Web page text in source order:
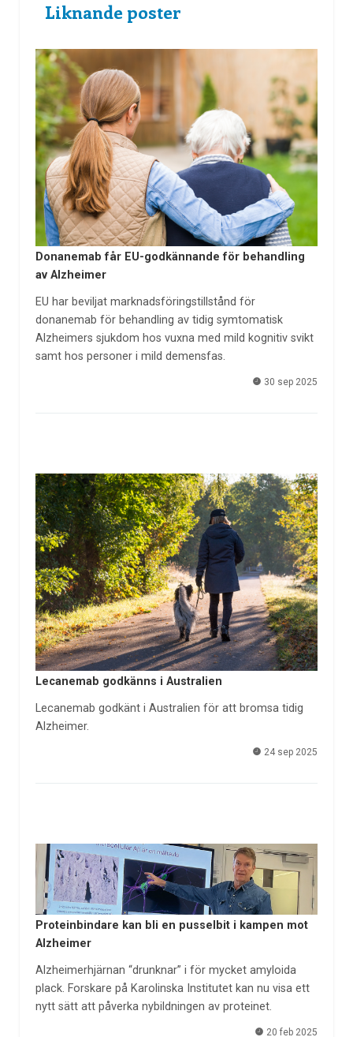
Liknande poster
Donanemab får EU-godkännande för behandling
av Alzheimer
EU har beviljat marknadsföringstillstånd för
donanemab för behandling av tidig symtomatisk
Alzheimers sjukdom hos vuxna med mild kognitiv svikt
samt hos personer i mild demensfas.
30 sep 2025
Lecanemab godkänns i Australien
Lecanemab godkänt i Australien för att bromsa tidig
Alzheimer.
24 sep 2025
Proteinbindare kan bli en pusselbit i kampen mot
Alzheimer
Alzheimerhjärnan “drunknar” i för mycket amyloida
plack. Forskare på Karolinska Institutet kan nu visa ett
nytt sätt att påverka nybildningen av proteinet.
20 feb 2025